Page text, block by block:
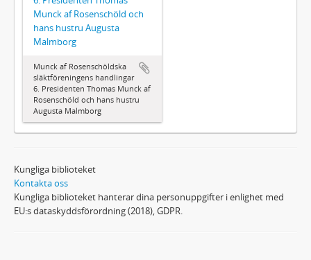
Munck af Rosenschöld och
hans hustru Augusta
Malmborg
Munck af Rosenschöldska
släktföreningens handlingar
6. Presidenten Thomas Munck af
Rosenschöld och hans hustru
Augusta Malmborg
Kungliga biblioteket
Kontakta oss
Kungliga biblioteket hanterar dina personuppgifter i enlighet med
EU:s dataskyddsförordning (2018), GDPR.